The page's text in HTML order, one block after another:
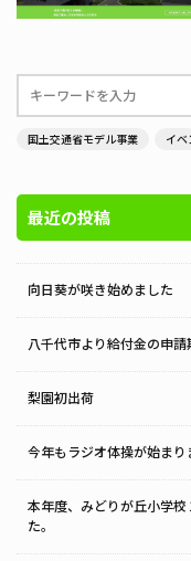
国土交通省モデル事業 イベ
最近の投稿
向日葵が咲き始めました
八千代市より給付金の申請
梨園初出荷
今年もラジオ体操が始まり
本年度、みどりが丘小学
た。